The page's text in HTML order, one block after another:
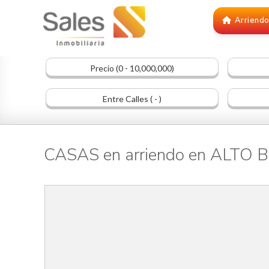
Arriendo
Precio (0 - 10,000,000)
Entre Calles ( - )
CASAS en arriendo en ALTO